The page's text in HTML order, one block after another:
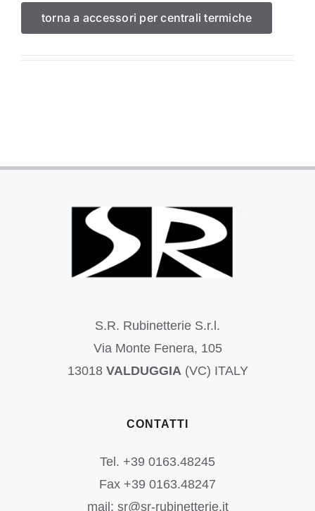
torna a accessori per centrali termiche
S.R. Rubinetterie S.r.l.
Via Monte Fenera, 105
13018 VALDUGGIA (VC) ITALY
CONTATTI
Tel. +39 0163.48245
Fax +39 0163.48247
mail: sr@sr-rubinetterie.it